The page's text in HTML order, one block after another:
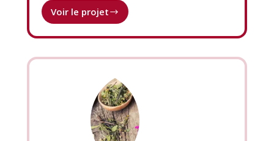
Voir le projetProgramme